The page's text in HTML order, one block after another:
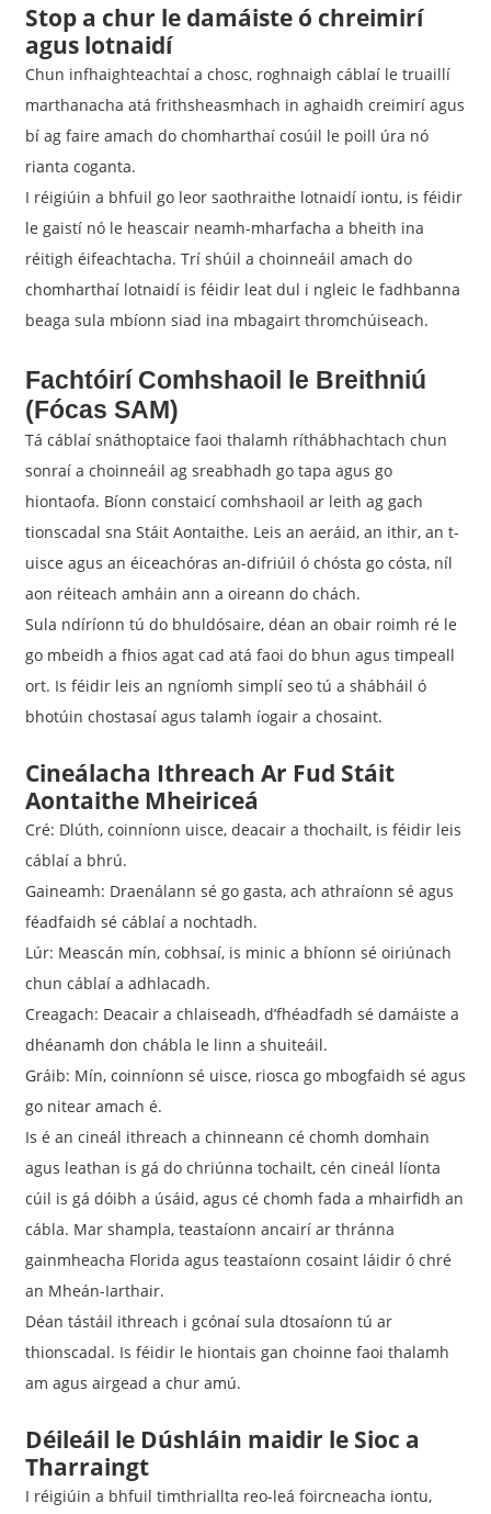
Stop a chur le damáiste ó chreimirí
agus lotnaidí
Chun infhaighteachtaí a chosc, roghnaigh cáblaí le truaillí
marthanacha atá frithsheasmhach in aghaidh creimirí agus
bí ag faire amach do chomharthaí cosúil le poill úra nó
rianta coganta.
I réigiúin a bhfuil go leor saothraithe lotnaidí iontu, is féidir
le gaistí nó le heascair neamh-mharfacha a bheith ina
réitigh éifeachtacha. Trí shúil a choinneáil amach do
chomharthaí lotnaidí is féidir leat dul i ngleic le fadhbanna
beaga sula mbíonn siad ina mbagairt thromchúiseach.
Fachtóirí Comhshaoil ​​le Breithniú
(Fócas SAM)
Tá cáblaí snáthoptaice faoi thalamh ríthábhachtach chun
sonraí a choinneáil ag sreabhadh go tapa agus go
hiontaofa. Bíonn constaicí comhshaoil ​​​​ar leith ag gach
tionscadal sna Stáit Aontaithe. Leis an aeráid, an ithir, an t-
uisce agus an éiceachóras an-difriúil ó chósta go cósta, níl
aon réiteach amháin ann a oireann do chách.
Sula ndíríonn tú do bhuldósaire, déan an obair roimh ré le
go mbeidh a fhios agat cad atá faoi do bhun agus timpeall
ort. Is féidir leis an ngníomh simplí seo tú a shábháil ó
bhotúin chostasaí agus talamh íogair a chosaint.
Cineálacha Ithreach Ar Fud Stáit
Aontaithe Mheiriceá
Cré: Dlúth, coinníonn uisce, deacair a thochailt, is féidir leis
cáblaí a bhrú.
Gaineamh: Draenálann sé go gasta, ach athraíonn sé agus
féadfaidh sé cáblaí a nochtadh.
Lúr: Meascán mín, cobhsaí, is minic a bhíonn sé oiriúnach
chun cáblaí a adhlacadh.
Creagach: Deacair a chlaiseadh, d’fhéadfadh sé damáiste a
dhéanamh don chábla le linn a shuiteáil.
Gráib: Mín, coinníonn sé uisce, riosca go mbogfaidh sé agus
go nitear amach é.
Is é an cineál ithreach a chinneann cé chomh domhain
agus leathan is gá do chriúnna tochailt, cén cineál líonta
cúil is gá dóibh a úsáid, agus cé chomh fada a mhairfidh an
cábla. Mar shampla, teastaíonn ancairí ar thránna
gainmheacha Florida agus teastaíonn cosaint láidir ó chré
an Mheán-Iarthair.
Déan tástáil ithreach i gcónaí sula dtosaíonn tú ar
thionscadal. Is féidir le hiontais gan choinne faoi thalamh
am agus airgead a chur amú.
Déileáil le Dúshláin maidir le Sioc a
Tharraingt
I réigiúin a bhfuil timthriallta reo-leá foircneacha iontu,